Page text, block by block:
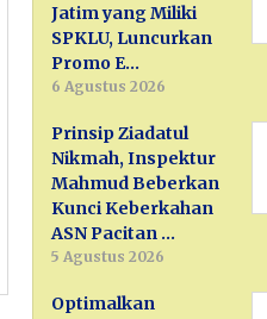
Jatim yang Miliki
SPKLU, Luncurkan
Promo E…
6 Agustus 2026
Prinsip Ziadatul
Nikmah, Inspektur
Mahmud Beberkan
Kunci Keberkahan
ASN Pacitan …
5 Agustus 2026
Optimalkan